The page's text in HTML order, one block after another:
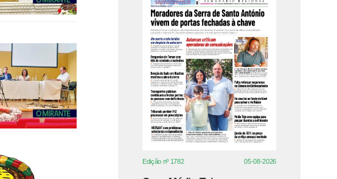
Edição nº 1782 05-08-2026